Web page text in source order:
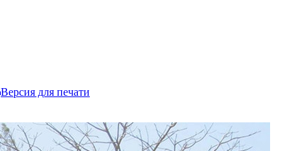
Версия для печати